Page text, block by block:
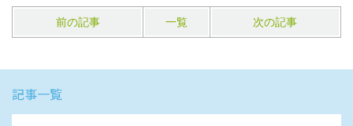
前の記事 一覧 次の記事
記事一覧